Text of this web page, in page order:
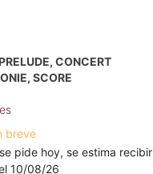
CONCERT
SCORE
breve
pide hoy, se estima recibir
10/08/26